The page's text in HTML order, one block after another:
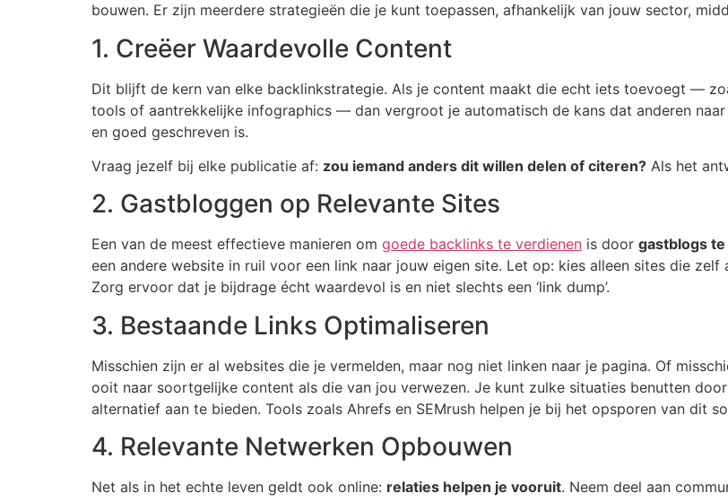
bouwen. Er zijn meerdere strategieën die je kunt toepassen, afhankelijk van jouw sector,
1. Creëer Waardevolle Content
Dit blijft de kern van elke backlinkstrategie. Als je content maakt die echt iets toevoegt —
tools of aantrekkelijke infographics — dan vergroot je automatisch de kans dat anderen
en goed geschreven is.
Vraag jezelf bij elke publicatie af: zou iemand anders dit willen delen of citeren? Als het
2. Gastbloggen op Relevante Sites
Een van de meest effectieve manieren om goede backlinks te verdienen is door gastblogs
een andere website in ruil voor een link naar jouw eigen site. Let op: kies alleen sites die
Zorg ervoor dat je bijdrage écht waardevol is en niet slechts een ‘link dump’.
3. Bestaande Links Optimaliseren
Misschien zijn er al websites die je vermelden, maar nog niet linken naar je pagina. Of
ooit naar soortgelijke content als die van jou verwezen. Je kunt zulke situaties benutten
alternatief aan te bieden. Tools zoals Ahrefs en SEMrush helpen je bij het opsporen van dit
4. Relevante Netwerken Opbouwen
Net als in het echte leven geldt ook online: relaties helpen je vooruit. Neem deel aan